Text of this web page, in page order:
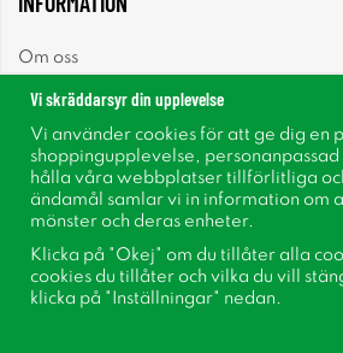
Om oss
Nyhetsbrev
Om cookies
Inspiration
Vi skräddarsyr din upplevelse
Vi använder cookies för att ge dig en
shoppingupplevelse,
hålla våra webbplatser tillförlitliga
ändamål samlar vi in information om
mönster och deras enheter.
Klicka på "Okej" om du tillåter alla
cookies du tillåter och vilka du vill
klicka på "Inställningar" nedan.